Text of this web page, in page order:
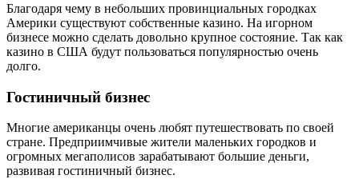
Благодаря чему в небольших провинциальных городках
Америки существуют собственные казино. На игорном
бизнесе можно сделать довольно крупное состояние. Так как
казино в США будут пользоваться популярностью очень
долго.
Гостиничный бизнес
Многие американцы очень любят путешествовать по своей
стране. Предприимчивые жители маленьких городков и
огромных мегаполисов зарабатывают большие деньги,
развивая гостиничный бизнес.